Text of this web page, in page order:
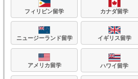
フィリピン留学 カナダ留学
ニュージーランド留学 イギリス留学
アメリカ留学 ハワイ留学